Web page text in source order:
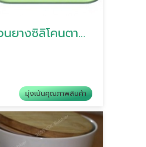
โรงงานผลิตชิ้นส่วนยางซิลิโคนตามแบบ
มุ่งเน้นคุณภาพสินค้า